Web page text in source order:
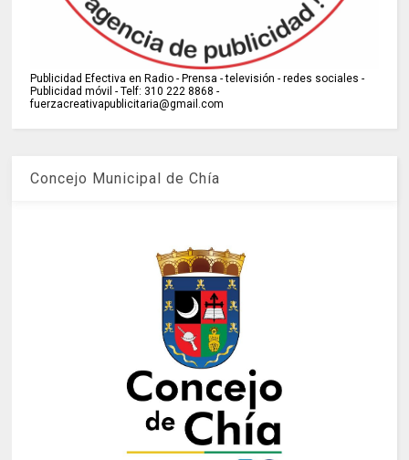
Publicidad Efectiva en Radio - Prensa - televisión - redes sociales -
Publicidad móvil - Telf: 310 222 8868 -
fuerzacreativapublicitaria@gmail.com
Concejo Municipal de Chía